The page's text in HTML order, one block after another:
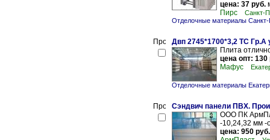
цена: 37 руб.
Пирс
Санкт-
Отделочные материалы Санкт-
Двп 2745*1700*3,2 ТС Гр.А
Плита
цена опт: 130
Мафус
Отделочные материалы
Сэндвич панели ПВХ.
ООО ПК
-10,24,32 мм -
цена: 950 руб.